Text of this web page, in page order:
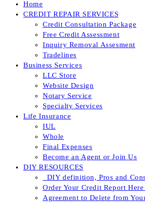
Home
CREDIT REPAIR SERVICES
Credit Consultation Package
Free Credit Assessment
Inquiry Removal Assesment
Tradelines
Business Services
LLC Store
Website Design
Notary Service
Specialty Services
Life Insurance
IUL
Whole
Final Expenses
Become an Agent or Join Us
DIY RESOURCES
_DIY definition, Pros and
Order Your Credit Report Here
Agreement to Delete from